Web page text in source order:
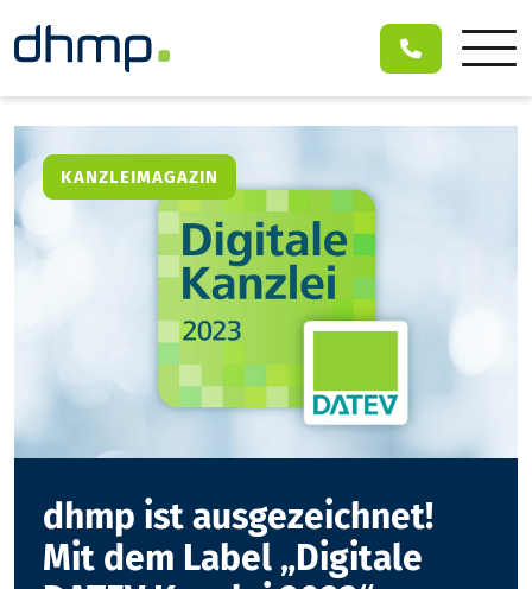
KANZLEIMAGAZIN
dhmp ist ausgezeichnet!
Mit dem Label „Digitale